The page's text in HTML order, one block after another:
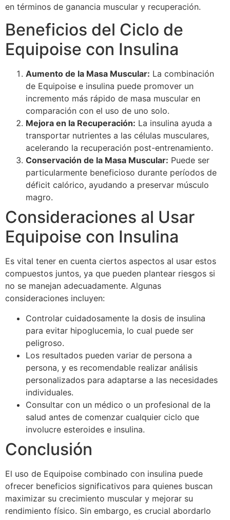
en términos de ganancia muscular y recuperación.
Beneficios del Ciclo de
Equipoise con Insulina
Aumento de la Masa Muscular: La combinación
de Equipoise e insulina puede promover un
incremento más rápido de masa muscular en
comparación con el uso de uno solo.
Mejora en la Recuperación: La insulina ayuda a
transportar nutrientes a las células musculares,
acelerando la recuperación post-entrenamiento.
Conservación de la Masa Muscular: Puede ser
particularmente beneficioso durante períodos de
déficit calórico, ayudando a preservar músculo
magro.
Consideraciones al Usar
Equipoise con Insulina
Es vital tener en cuenta ciertos aspectos al usar estos
compuestos juntos, ya que pueden plantear riesgos si
no se manejan adecuadamente. Algunas
consideraciones incluyen:
Controlar cuidadosamente la dosis de insulina
para evitar hipoglucemia, lo cual puede ser
peligroso.
Los resultados pueden variar de persona a
persona, y es recomendable realizar análisis
personalizados para adaptarse a las necesidades
individuales.
Consultar con un médico o un profesional de la
salud antes de comenzar cualquier ciclo que
involucre esteroides e insulina.
Conclusión
El uso de Equipoise combinado con insulina puede
ofrecer beneficios significativos para quienes buscan
maximizar su crecimiento muscular y mejorar su
rendimiento físico. Sin embargo, es crucial abordarlo